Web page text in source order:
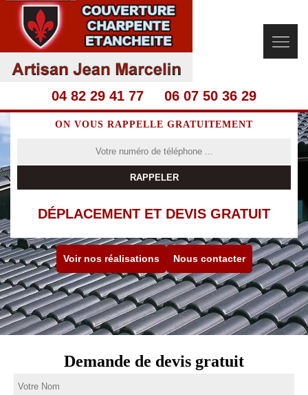
04 82 29 41 77 06 07 50 36 29
ON VOUS RAPPELLE GRATUITEMENT
DÉPLACEMENT ET DEVIS GRATUIT
Voir nos réalisations Nous contacter
Demande de devis gratuit